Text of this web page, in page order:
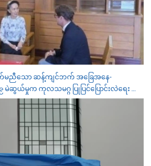
က်မညီသော ဆန့်ကျင်ဘက် အခြေအနေ-
မဲဆွယ်မှုက ကုလသမဂ္ဂ ပြုပြင်ပြောင်းလဲရေး တုံ့
မည်သို့ ဖော်ပြနေသနည်း